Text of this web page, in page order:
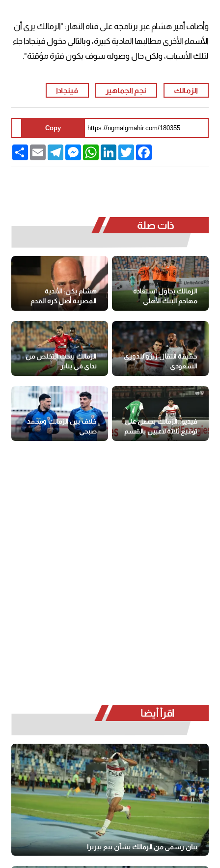
وأضاف أمير هشام عبر برنامجه على قناة النهار: "الزمالك يرى أن
الأسماء الأخرى مطالبها المادية كبيرة، وبالتالي دخول فينجادا جاء
لتلك الأسباب، ولكن حال وصوله سوف يكون فترة مؤقتة".
الزمالك نجم الجماهير فينجادا
Copy
Share Email
TelegramMessengerWhatsAppLinkedInTwitter
Facebook
ذات صلة
الزمالك يحاول استعادة
مهاجم البنك الأهلي
هشام يكن: الأندية
المصرية أصل كرة القدم
حقيقة انتقال زيزو للدوري
السعودي
الزمالك يبحث التخلص من
نداي في يناير
فيديو..الزمالك بحصل على
توقيع ثلاثة لاعبين بالقسم
الثاني
خلاف بين الزمالك ومحمد
صبحي
اقرأ أيضا
بيان رسمي من الزمالك بشأن بيع بيزيرا